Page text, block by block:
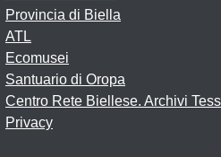
Provincia di Biella
ATL
Ecomusei
Santuario di Oropa
Centro Rete Biellese. Archivi
Privacy